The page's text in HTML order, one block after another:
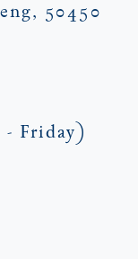
50450
- Friday)